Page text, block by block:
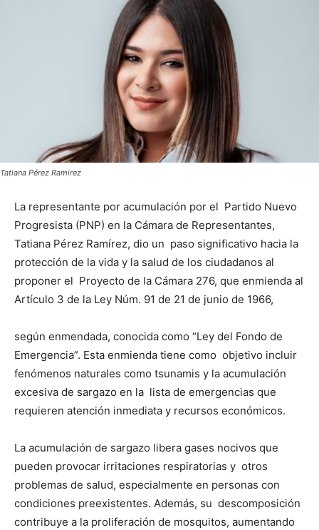
Tatiana Pérez Ramirez
La representante por acumulación por el Partido Nuevo
Progresista (PNP) en la Cámara de Representantes,
Tatiana Pérez Ramírez, dio un paso significativo hacia la
protección de la vida y la salud de los ciudadanos al
proponer el Proyecto de la Cámara 276, que enmienda al
Artículo 3 de la Ley Núm. 91 de 21 de junio de 1966,
según enmendada, conocida como “Ley del Fondo de
Emergencia”. Esta enmienda tiene como objetivo incluir
fenómenos naturales como tsunamis y la acumulación
excesiva de sargazo en la lista de emergencias que
requieren atención inmediata y recursos económicos.
La acumulación de sargazo libera gases nocivos que
pueden provocar irritaciones respiratorias y otros
problemas de salud, especialmente en personas con
condiciones preexistentes. Además, su descomposición
contribuye a la proliferación de mosquitos, aumentando